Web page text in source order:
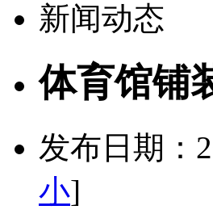
新闻动态
体育馆铺
发布日期：
小]